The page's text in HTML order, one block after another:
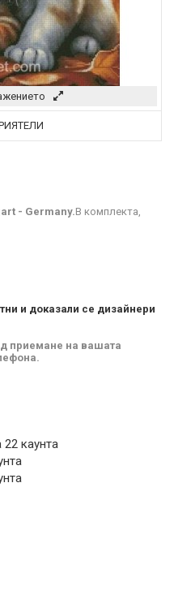
- Germany.В комплекта,
и доказали се дизайнери
приемане на вашата
каунта